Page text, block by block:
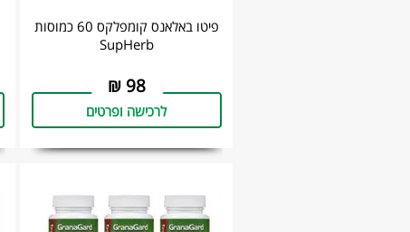
פיטו באלאנס קומפלקס 60 כמוסות
SupHerb
98
₪
לרכישה ופרטים